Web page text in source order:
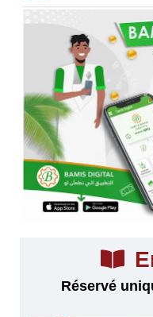
Réservé